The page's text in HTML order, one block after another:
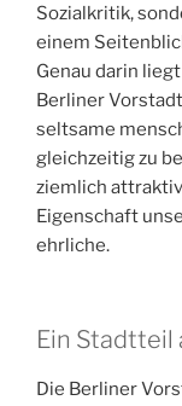
Sozialkritik,
einem
Genau darin
Berliner
seltsame
gleichzeitig zu
ziemlich
Eigenschaft
ehrliche.
Ein Stadtteil
Die Berliner